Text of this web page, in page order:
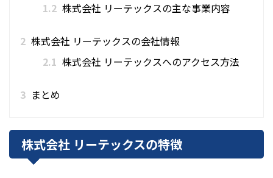
1.2 株式会社 リーテックスの主な事業内容
2 株式会社 リーテックスの会社情報
2.1 株式会社 リーテックスへのアクセス方法
3 まとめ
株式会社 リーテックスの特徴